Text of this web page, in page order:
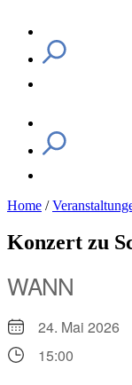
Home /
Konzert zu
WANN
24. Mai 2026
15:00